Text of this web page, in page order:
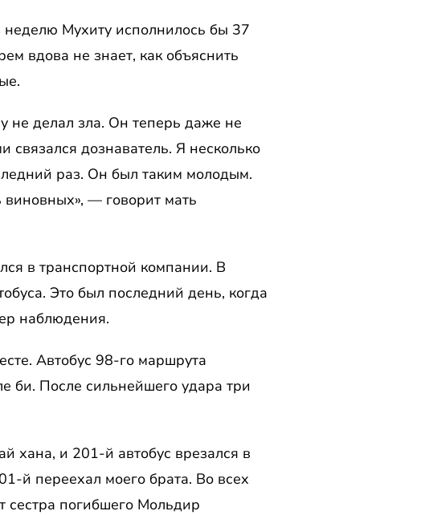
Мухиту исполнилось бы 37
вдова не знает, как объяснить
не делал зла. Он теперь даже не
связался дознаватель. Я несколько
раз. Он был таким молодым.
виновных», — говорит мать
в транспортной компании. В
Это был последний день, когда
наблюдения.
Автобус 98-го маршрута
би. После сильнейшего удара три
хана, и 201-й автобус врезался в
й переехал моего брата. Во всех
сестра погибшего Мольдир